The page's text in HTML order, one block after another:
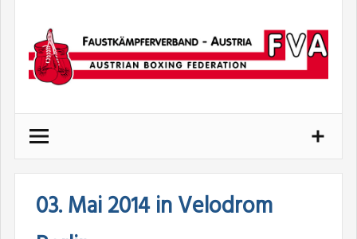
content
03. Mai 2014 in Velodrom